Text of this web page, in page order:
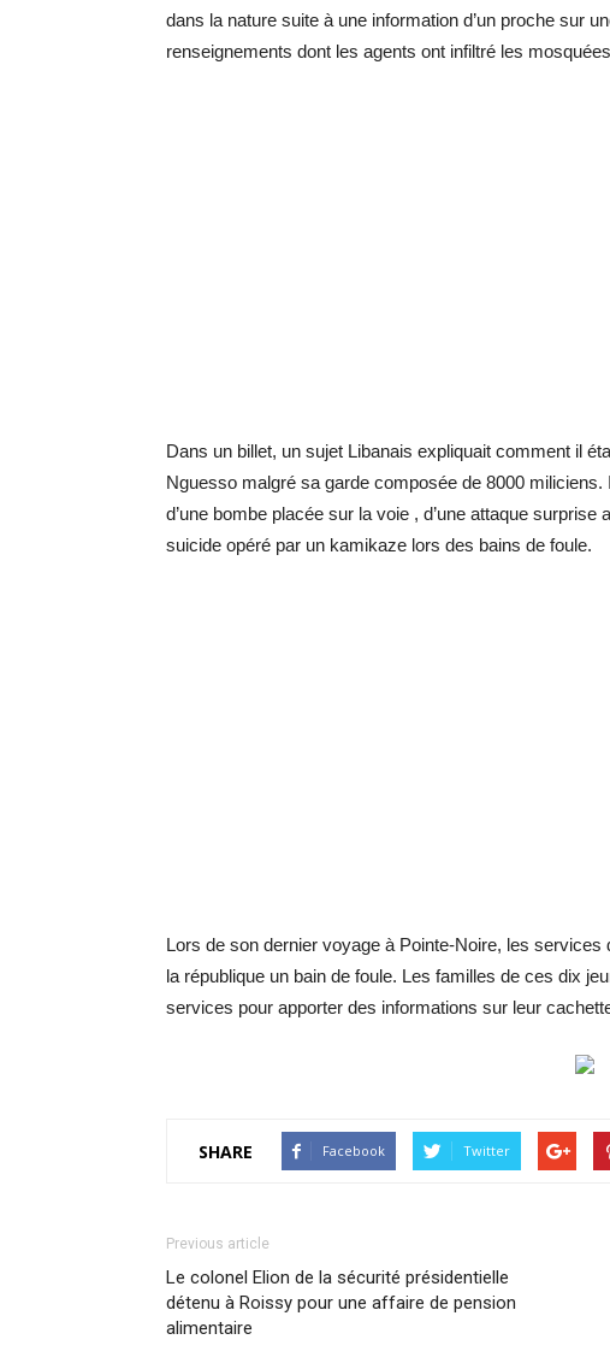
dans la nature suite à une information d’un proche sur
renseignements dont les agents ont infiltré les
Dans un billet, un sujet Libanais expliquait comment il
Nguesso malgré sa garde composée de 8000 miliciens.
d’une bombe placée sur la voie , d’une attaque
suicide opéré par un kamikaze lors des bains de foule.
Lors de son dernier voyage à Pointe-Noire, les
la république un bain de foule. Les familles de ces dix
services pour apporter des informations sur leur
SHARE Facebook Twitter
Previous article
Le colonel Elion de la sécurité présidentielle
détenu à Roissy pour une affaire de pension
alimentaire